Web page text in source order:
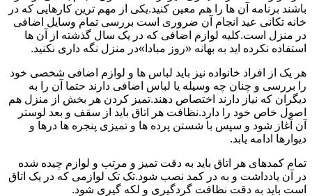
باشند برنامه آن ها را هم معین کنید.یکی از مهم ترین کارهایی که در
خانه تکانی عید انجام آن ضروری است بررسی تمام وسایل اضافی
در منزل است.کلیه لوازم اضافی که در یک سال گذشته از آن ها
استفاده نکرده اید به بهانه «روز مبادا»در منزل نگه داری نکنید.
هر یک از افراد خانواده نیز باید لباس ها و لوازم اضافی شخصی خود
را بررسی و چنان چه وسیله یا لباس اضافی دارند حتما آن را به
دیگران که نیاز دارند اختصاص دهند.تمیز کردن هر بخش از منزل هم
اصول خاص خود را دارد.نظافت هر اتاق باید از سقف و بعد لوستر
آن آغاز شود و سپس با شستن پرده ها و تمیزی پنجره ها درها و
دیوارها ادامه یابد.
تمام کمدهای هر اتاق باید به دقت تمیز و مرتب و لوازم چیده شده
در آن یادداشت و به در کمد نصب شود.تک تک لوازمی که در یک اتاق
است باید به دقت نظافت گردگیری و لکه گیری شود.